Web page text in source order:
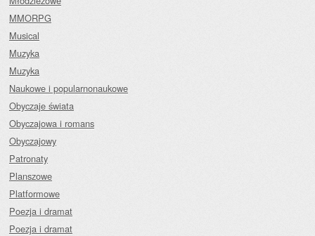
MMORPG
Musical
Muzyka
Muzyka
Naukowe i popularnonaukowe
Obyczaje świata
Obyczajowa i romans
Obyczajowy
Patronaty
Planszowe
Platformowe
Poezja i dramat
Poezja i dramat